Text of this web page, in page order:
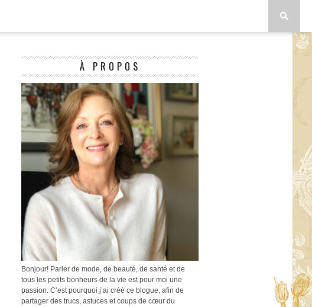
À PROPOS
Bonjour! Parler de mode, de beauté, de santé et de
tous les petits bonheurs de la vie est pour moi une
passion. C’est pourquoi j’ai créé ce blogue, afin de
partager des trucs, astuces et coups de cœur du